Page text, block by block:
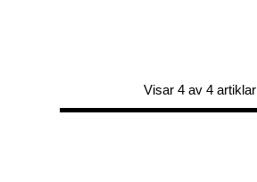
Visar 4 av 4 artiklar